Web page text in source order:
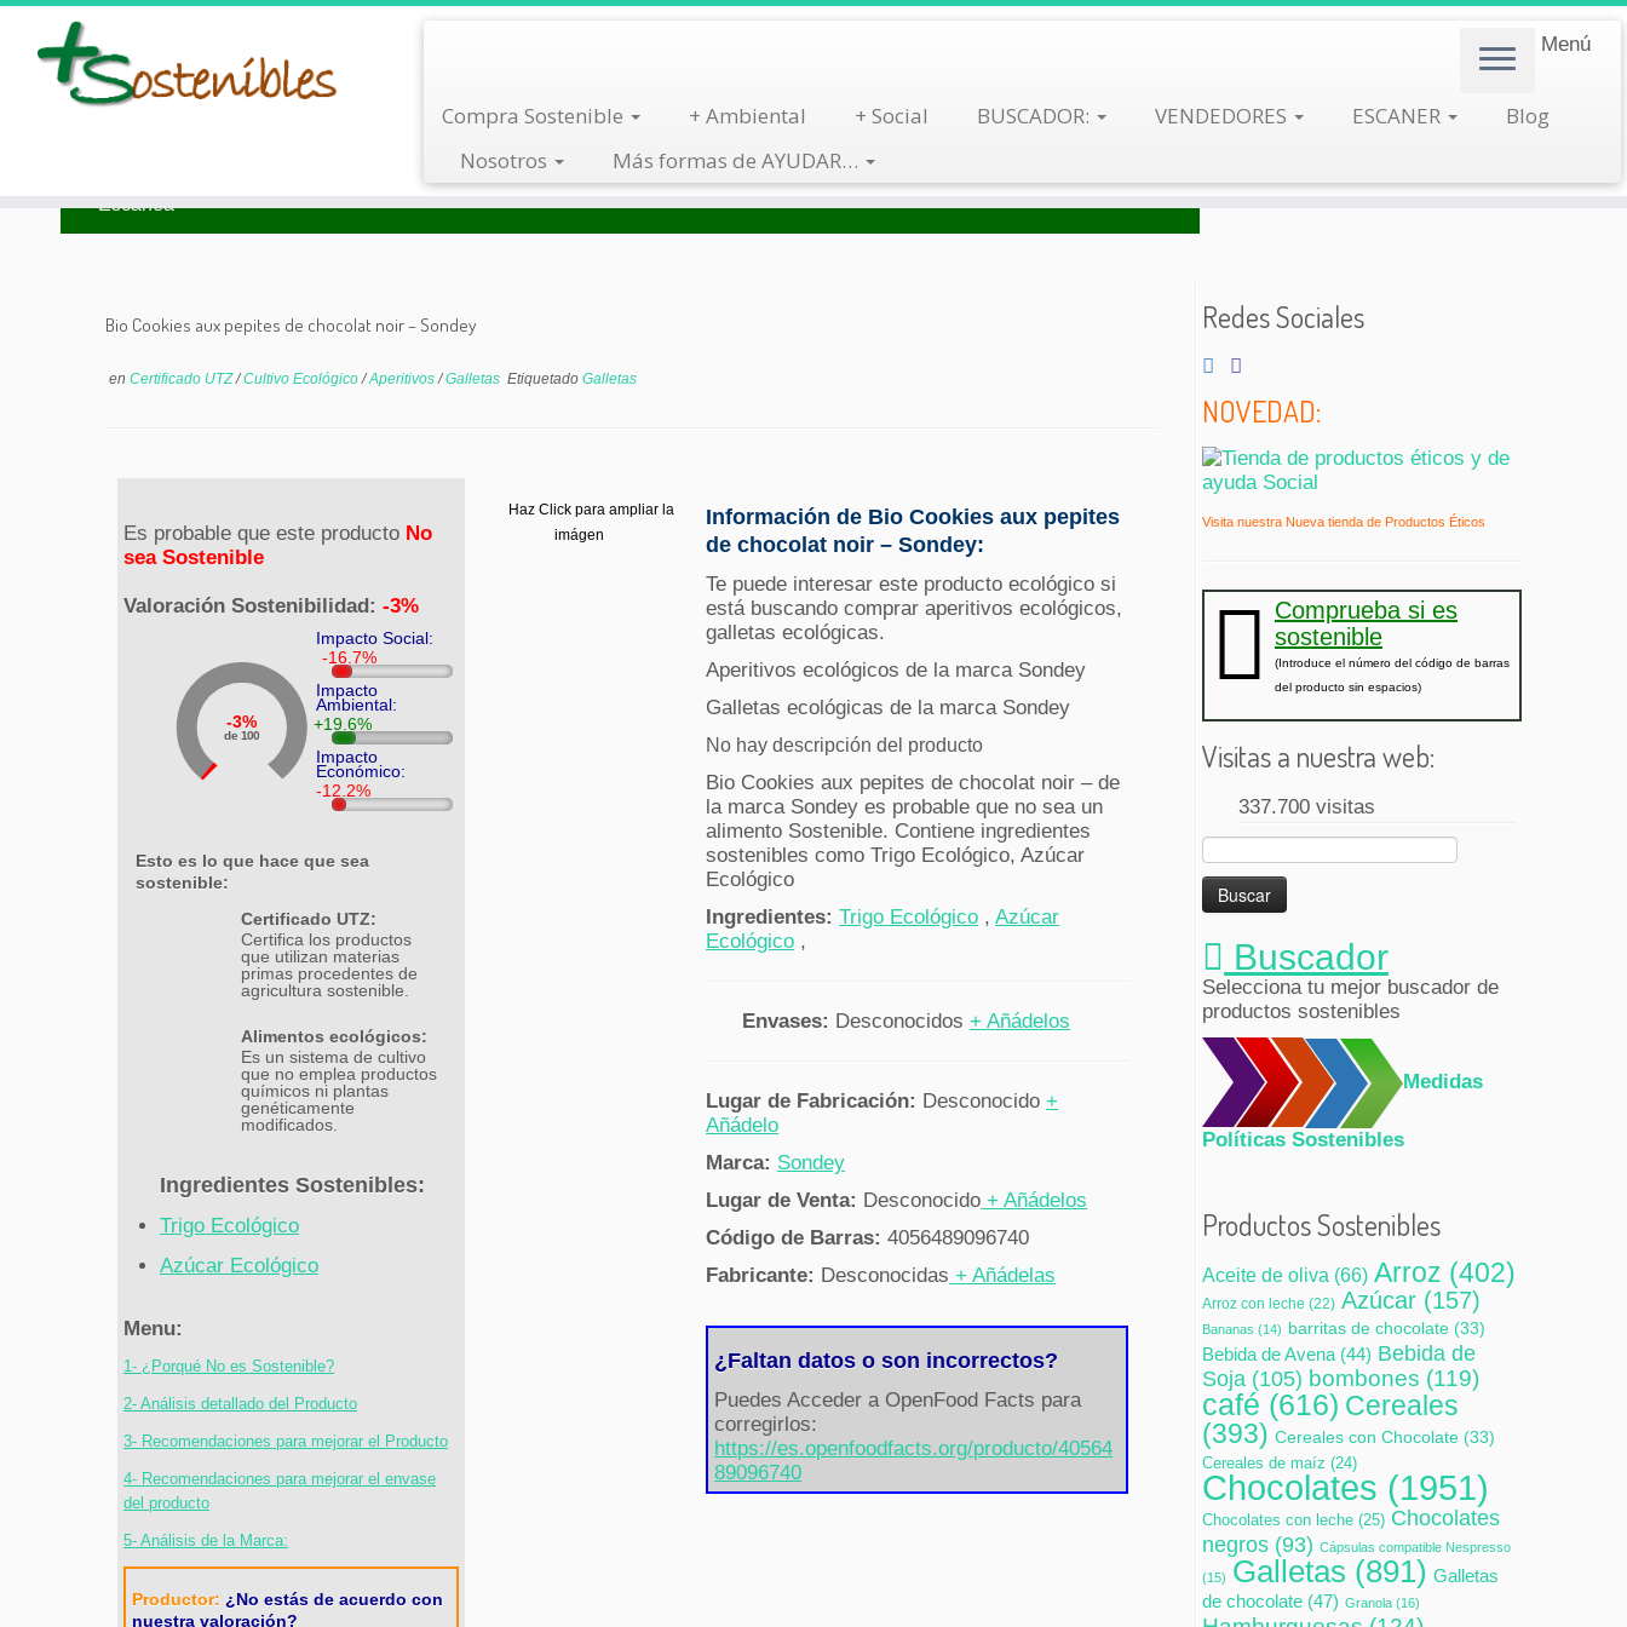
Saltar
contenido
Menú
Compra Sostenible + Ambiental + Social BUSCADOR: VENDEDORES ESCANER
Blog
Nosotros
Más formas de AYUDAR…
Escanea
Bio Cookies aux pepites de chocolat noir – Sondey
en Certificado UTZ/Cultivo Ecológico/Aperitivos/Galletas Etiquetado Galletas
Es probable que este producto No
sea Sostenible
Valoración Sostenibilidad: -3%
3%
de 100
Impacto Social:
Impacto
Ambiental:
Impacto
Económico:
Esto es lo que hace que sea
sostenible:
Certificado UTZ:
Certifica los productos
que utilizan materias
primas procedentes de
agricultura sostenible.
Alimentos ecológicos:
Es un sistema de cultivo
que no emplea productos
químicos ni plantas
genéticamente
modificados.
Ingredientes Sostenibles:
Trigo Ecológico
Azúcar Ecológico
Menu:
1- ¿Porqué No es Sostenible?
2- Análisis detallado del Producto
3- Recomendaciones para mejorar el Producto
4- Recomendaciones para mejorar el envase
del producto
5- Análisis de la Marca:
Productor: ¿No estás de acuerdo con
nuestra valoración?
Haz Click para ampliar la
imágen
Información de Bio Cookies aux pepites
de chocolat noir – Sondey:
Te puede interesar este producto ecológico si
está buscando comprar aperitivos ecológicos,
galletas ecológicas.
Aperitivos ecológicos de la marca Sondey
Galletas ecológicas de la marca Sondey
No hay descripción del producto
Bio Cookies aux pepites de chocolat noir – de
la marca Sondey es probable que no sea un
alimento Sostenible. Contiene ingredientes
sostenibles como Trigo Ecológico, Azúcar
Ecológico
Ingredientes: Trigo Ecológico ,Azúcar
Ecológico ,
Envases: Desconocidos+ Añádelos
Lugar de Fabricación: Desconocido+
Añádelo
Marca: Sondey
Lugar de Venta: Desconocido + Añádelos
Código de Barras:4056489096740
Fabricante: Desconocidas + Añádelas
¿Faltan datos o son incorrectos?
Puedes Acceder a OpenFood Facts para
corregirlos:
https://es.openfoodfacts.org/producto/40564
89096740
Redes Sociales
NOVEDAD:
Visita nuestra Nueva tienda de Productos Éticos
Comprueba si es
sostenible
(Introduce el número del código de barras
del producto sin espacios)
Visitas a nuestra web:
337.700 visitas
Buscador
Selecciona tu mejor buscador de
productos sostenibles
Medidas
Políticas Sostenibles
Productos Sostenibles
Aceite de oliva (66) Arroz (402)
Arroz con leche (22) Azúcar (157)
Bananas (14) barritas de chocolate (33)
Bebida de Avena(44) Bebida de
Soja (105) bombones (119)
café (616) Cereales
(393) Cereales con Chocolate (33)
Cereales de maíz (24)
Chocolates (1951)
Chocolates con leche (25) Chocolates
negros (93) Cápsulas compatible Nespresso
(15) Galletas (891) Galletas
de chocolate (47) Granola (16)